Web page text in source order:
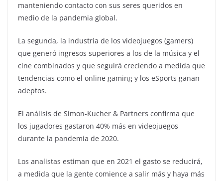
manteniendo contacto con sus seres queridos en
medio de la pandemia global.
La segunda, la industria de los videojuegos (gamers)
que generó ingresos superiores a los de la música y el
cine combinados y que seguirá creciendo a medida que
tendencias como el online gaming y los eSports ganan
adeptos.
El análisis de Simon-Kucher & Partners confirma que
los jugadores gastaron 40% más en videojuegos
durante la pandemia de 2020.
Los analistas estiman que en 2021 el gasto se reducirá,
a medida que la gente comience a salir más y haya más